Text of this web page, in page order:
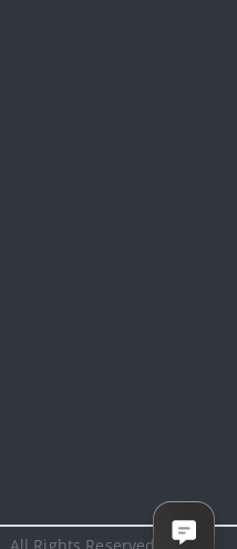
. All Rights Reserved